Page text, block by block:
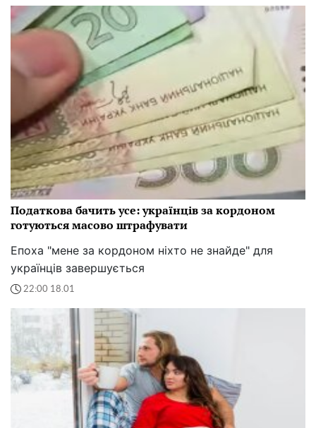
Податкова бачить усе: українців за кордоном
готуються масово штрафувати
Епоха "мене за кордоном ніхто не знайде" для
українців завершується
22:00 18.01